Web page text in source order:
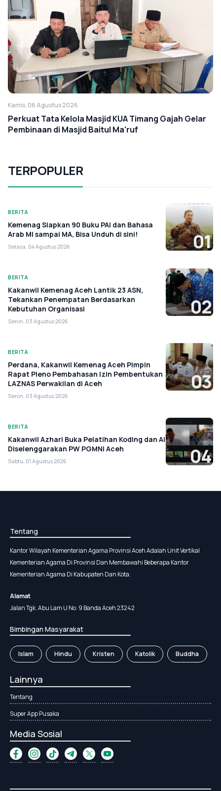
Kamis, 06 Agustus 2026
Perkuat Tata Kelola Masjid KUA Timang Gajah Gelar
Pembinaan di Masjid Baitul Ma'ruf
TERPOPULER
BERITA
Kemenag Siapkan 90 Buku PAI dan Bahasa
Arab MI sampai MA, Bisa Unduh di sini!
Selasa, 04 Agustus 2026 01
BERITA
Kakanwil Kemenag Aceh Lantik 23 ASN,
Tekankan Penempatan Berdasarkan
Kebutuhan Organisasi
Senin, 03 Agustus 2026
02
BERITA
Perdana, Kakanwil Kemenag Aceh Pimpin
Rapat Pleno Pembahasan Izin Pembentukan
LAZNAS Perwakilan di Aceh
Senin, 03 Agustus 2026
03
BERITA
Kakanwil Azhari Buka Pelatihan Koding dan AI
Diselenggarakan PW PGMNI Aceh
Sabtu, 01 Agustus 2026 04
Tentang
Kantor Wilayah Kementerian Agama Provinsi Aceh Adalah Unit Vertikal
Kementerian Agama Di Provinsi Dan Membawahi Beberapa Kantor
Kementerian Agama Di Kabupaten Dan Kota.
Alamat
Jalan Tgk. Abu Lam U No. 9 Banda Aceh 23242
Bimbingan Masyarakat
Islam Hindu Kristen Katolik Buddha
Lainnya
Tentang
Super App Pusaka
Media Sosial